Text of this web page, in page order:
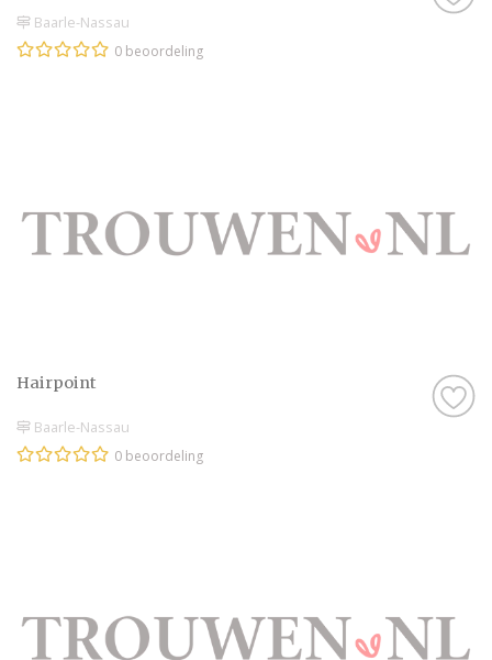
Baarle-Nassau
0 beoordeling
Hairpoint
Baarle-Nassau
0 beoordeling